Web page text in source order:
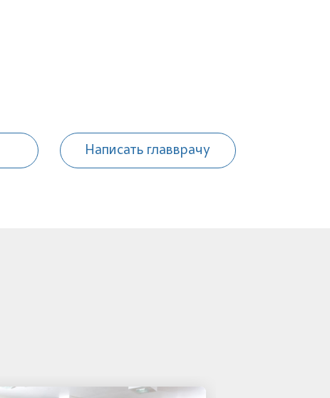
Написать главврачу